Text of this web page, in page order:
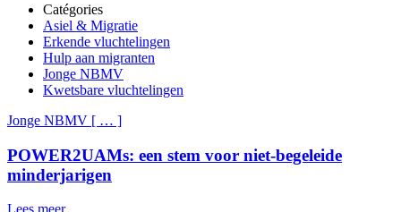
Catégories
Asiel & Migratie
Erkende vluchtelingen
Hulp aan migranten
Jonge NBMV
Kwetsbare vluchtelingen
Jonge NBMV [ … ]
POWER2UAMs: een stem voor niet-begeleide
minderjarigen